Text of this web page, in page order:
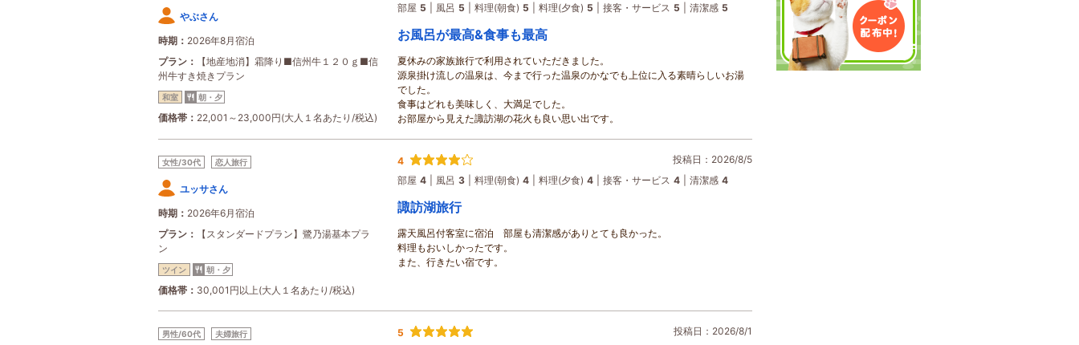
やぶさん
時期
2026年8月宿泊
プラン
【地産地消】霜降り■信州牛１２０ｇ■信
州牛すき焼きプラン
和室 朝・夕
価格帯 22,001～23,000円(大人１名あたり/税込)
部屋 5 風呂 5 料理(朝食) 5 料理(夕食) 5 接客・サービス 5 清潔感 5
お風呂が最高&食事も最高
夏休みの家族旅行で利用されていただきました。
源泉掛け流しの温泉は、今まで行った温泉のかなでも上位に入る素晴らしいお湯
でした。
食事はどれも美味しく、大満足でした。
お部屋から見えた諏訪湖の花火も良い思い出です。
女性/30代 恋人旅行
ユッサさん
時期
2026年6月宿泊
プラン
【スタンダードプラン】鷺乃湯基本プラ
ン
ツイン 朝・夕
価格帯 30,001円以上(大人１名あたり/税込)
4
投稿日：2026/8/5
部屋 4 風呂 3 料理(朝食) 4 料理(夕食) 4 接客・サービス 4 清潔感 4
諏訪湖旅行
露天風呂付客室に宿泊 部屋も清潔感がありとても良かった。
料理もおいしかったです。
また、行きたい宿です。
男性/60代 夫婦旅行 5
投稿日：2026/8/1